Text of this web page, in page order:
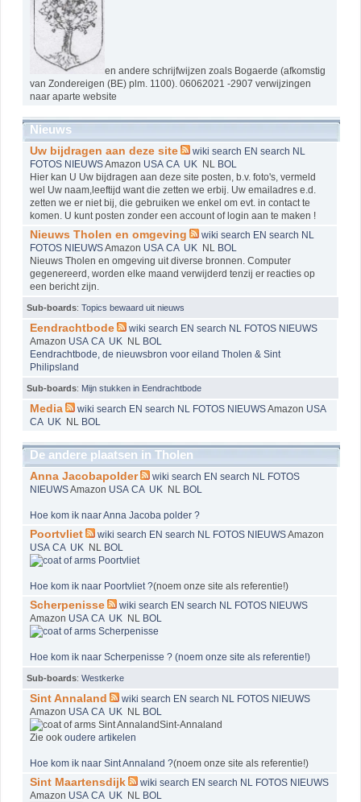
en andere schrijfwijzen zoals Bogaerde (afkomstig
van Zondereigen (BE) plm. 1100). 06062021 -2907 verwijzingen
naar aparte website
Nieuws
Uw bijdragen aan deze site wiki search EN search NL
FOTOS NIEUWSAmazon USA CA UK NL BOL
Hier kan U Uw bijdragen aan deze site posten, b.v. foto's, vermeld
wel Uw naam,leeftijd want die zetten we erbij. Uw emailadres e.d.
zetten we er niet bij, die gebruiken we enkel om evt. in contact te
komen. U kunt posten zonder een account of login aan te maken !
Nieuws Tholen en omgeving wiki search EN search NL
FOTOS NIEUWSAmazon USA CA UK NL BOL
Nieuws Tholen en omgeving uit diverse bronnen. Computer
gegenereerd, worden elke maand verwijderd tenzij er reacties op
een bericht zijn.
Sub-boards: Topics bewaard uit nieuws
Eendrachtbode wiki search EN search NL FOTOS NIEUWS
Amazon USA CA UK NL BOL
Eendrachtbode, de nieuwsbron voor eiland Tholen & Sint
Philipsland
Sub-boards: Mijn stukken in Eendrachtbode
Media wiki search EN search NL FOTOS NIEUWSAmazon USA
CA UK NL BOL
De andere plaatsen in Tholen
Anna Jacobapolder wiki search EN search NL FOTOS
NIEUWSAmazon USA CA UK NL BOL
Hoe kom ik naar Anna Jacoba polder ?
Poortvliet wiki search EN search NL FOTOS NIEUWSAmazon
USA CA UK NL BOL
Hoe kom ik naar Poortvliet ?(noem onze site als referentie!)
Scherpenisse wiki search EN search NL FOTOS NIEUWS
Amazon USA CA UK NL BOL
Hoe kom ik naar Scherpenisse ? (noem onze site als referentie!)
Sub-boards: Westkerke
Sint Annaland wiki search EN search NL FOTOS NIEUWS
Amazon USA CA UK NL BOL
Sint-Annaland
Zie ook oudere artikelen
Hoe kom ik naar Sint Annaland ?(noem onze site als referentie!)
Sint Maartensdijk wiki search EN search NL FOTOS NIEUWS
Amazon USA CA UK NL BOL